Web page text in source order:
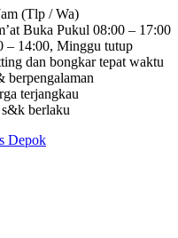
(Tlp / Wa)
Buka Pukul 08:00 – 17:00
– 14:00, Minggu tutup
dan bongkar tepat waktu
berpengalaman
terjangkau
berlaku